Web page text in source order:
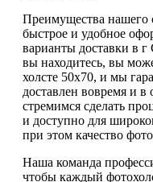
Преимущества нашего
быстрое и удобное
варианты доставки в г
вы находитесь, вы
холсте 50х70, и мы
доставлен вовремя и
стремимся сделать
и доступно для
при этом качество
Наша команда
чтобы каждый